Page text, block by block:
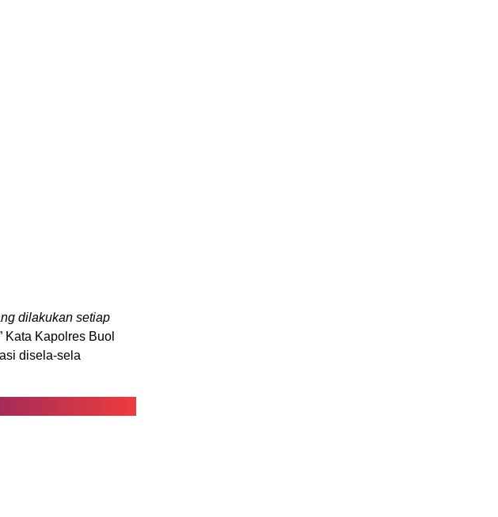
dilakukan setiap
Kata Kapolres Buol
disela-sela